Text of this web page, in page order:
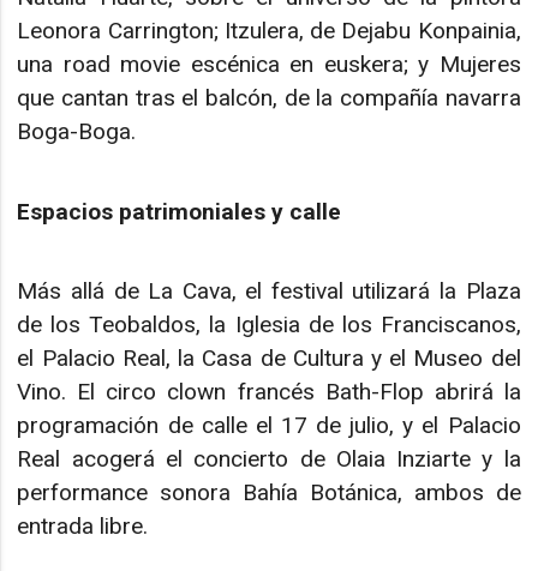
Leonora Carrington; Itzulera, de Dejabu Konpainia,
una road movie escénica en euskera; y Mujeres
que cantan tras el balcón, de la compañía navarra
Boga-Boga.
Espacios patrimoniales y calle
Más allá de La Cava, el festival utilizará la Plaza
de los Teobaldos, la Iglesia de los Franciscanos,
el Palacio Real, la Casa de Cultura y el Museo del
Vino. El circo clown francés Bath-Flop abrirá la
programación de calle el 17 de julio, y el Palacio
Real acogerá el concierto de Olaia Inziarte y la
performance sonora Bahía Botánica, ambos de
entrada libre.